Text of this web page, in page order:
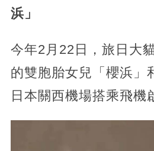
浜」
今年2月22日，旅日大
的雙胞胎女兒「櫻浜」
日本關西機場搭乘飛機